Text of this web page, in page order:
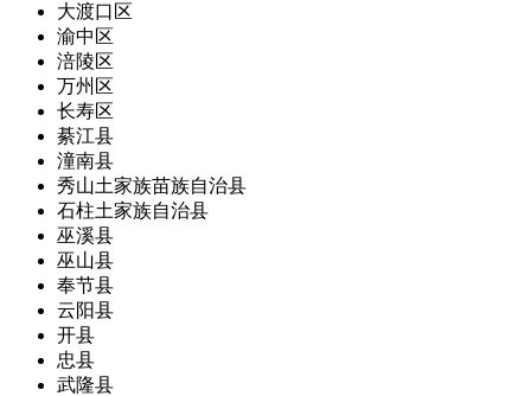
大渡口区
渝中区
涪陵区
万州区
长寿区
綦江县
潼南县
秀山土家族苗族自治县
石柱土家族自治县
巫溪县
巫山县
奉节县
云阳县
开县
忠县
武隆县